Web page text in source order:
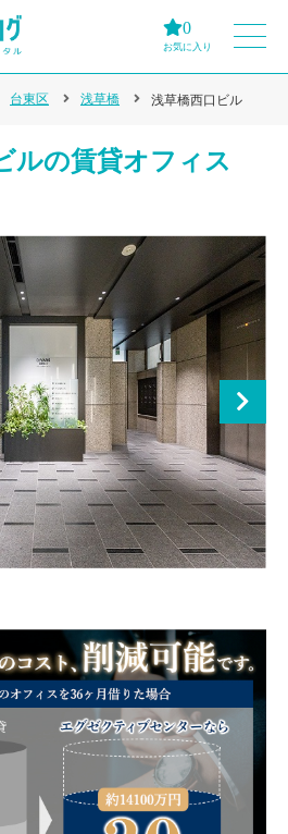
0
お気に入り
台東区 浅草橋 浅草橋西口ビル
ルの賃貸オフィス